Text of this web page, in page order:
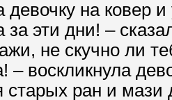
девочку на ковер
эти дни! –
не скучно ли
– воскликнула
старых ран и мази